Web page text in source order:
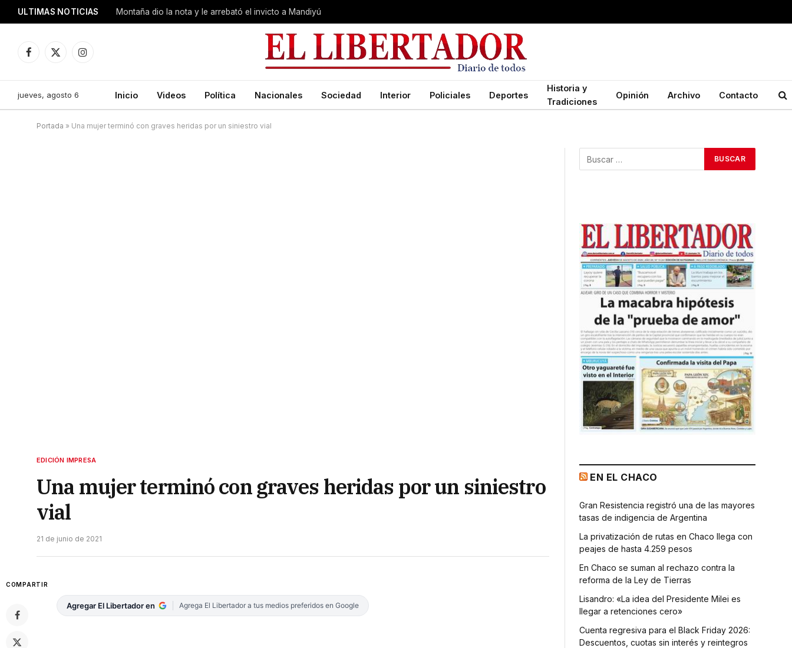
ULTIMAS NOTICIAS Montaña dio la nota y le arrebató el invicto a Mandiyú
Facebook
X
Instagram
jueves, agosto 6 Inicio Videos Política Nacionales Sociedad Interior Policiales Deportes
Historia y
Tradiciones
Opinión Archivo Contacto
Portada » Una mujer terminó con graves heridas por un siniestro vial
EDICIÓN IMPRESA
Una mujer terminó con graves heridas por un siniestro
vial
21 de junio de 2021
COMPARTIR
Agregar El Libertador en Agrega El Libertador a tus medios preferidos en Google
EN EL CHACO
Gran Resistencia registró una de las mayores
tasas de indigencia de Argentina
La privatización de rutas en Chaco llega con
peajes de hasta 4.259 pesos
En Chaco se suman al rechazo contra la
reforma de la Ley de Tierras
Lisandro: «La idea del Presidente Milei es
llegar a retenciones cero»
Cuenta regresiva para el Black Friday 2026:
Descuentos, cuotas sin interés y reintegros